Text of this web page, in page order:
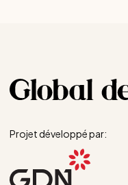
Projet développé par: